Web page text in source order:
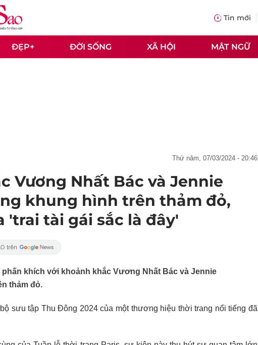
Tin mới
ĐẸP+ ĐỜI SỐNG XÃ HỘI MẬT NGỮ
thứ năm, 07/03/2024 - 20:46
Vương Nhất Bác và Jennie
khung hình trên thảm đỏ,
'trai tài gái sắc là đây'
phấn khích với khoảnh khắc Vương Nhất Bác và Jennie
thảm đỏ.
sưu tập Thu Đông 2024 của một thương hiệu thời trang nổi tiếng đã